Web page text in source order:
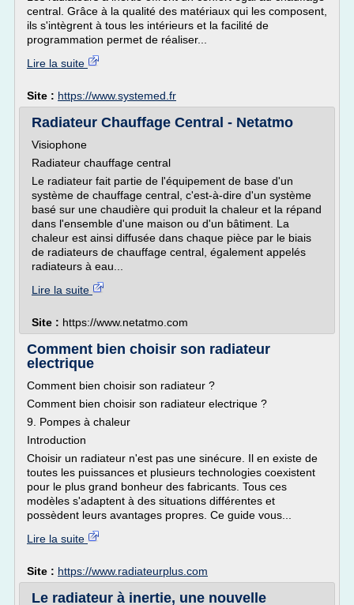
central. Grâce à la qualité des matériaux qui les composent,
ils s'intègrent à tous les intérieurs et la facilité de
programmation permet de réaliser...
Lire la suite
Site : https://www.systemed.fr
Radiateur Chauffage Central - Netatmo
Visiophone
Radiateur chauffage central
Le radiateur fait partie de l'équipement de base d'un
système de chauffage central, c'est-à-dire d'un système
basé sur une chaudière qui produit la chaleur et la répand
dans l'ensemble d'une maison ou d'un bâtiment. La
chaleur est ainsi diffusée dans chaque pièce par le biais
de radiateurs de chauffage central, également appelés
radiateurs à eau...
Lire la suite
Site : https://www.netatmo.com
Comment bien choisir son radiateur
electrique
Comment bien choisir son radiateur ?
Comment bien choisir son radiateur electrique ?
9. Pompes à chaleur
Introduction
Choisir un radiateur n'est pas une sinécure. Il en existe de
toutes les puissances et plusieurs technologies coexistent
pour le plus grand bonheur des fabricants. Tous ces
modèles s'adaptent à des situations différentes et
possèdent leurs avantages propres. Ce guide vous...
Lire la suite
Site : https://www.radiateurplus.com
Le radiateur à inertie, une nouvelle